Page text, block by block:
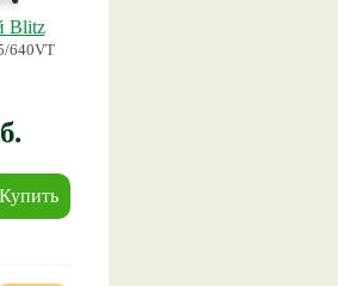
Blitz
640VT